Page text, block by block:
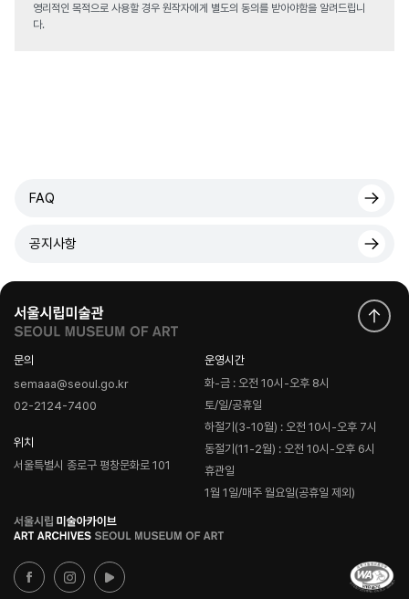
영리적인 목적으로 사용할 경우 원작자에게 별도의 동의를 받아야함을 알려드립니
다.
FAQ
공지사항
문의
semaaa@seoul.go.kr
02-2124-7400
위치
서울특별시 종로구 평창문화로 101
운영시간
화-금 : 오전 10시-오후 8시
토/일/공휴일
하절기(3-10월) : 오전 10시-오후 7시
동절기(11-2월) : 오전 10시-오후 6시
휴관일
1월 1일/매주 월요일(공휴일 제외)
로
고